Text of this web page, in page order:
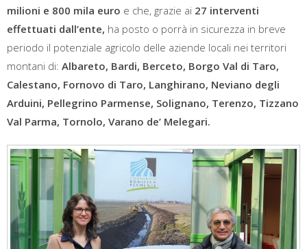
milioni e 800 mila euro e che, grazie ai 27 interventi
effettuati dall’ente, ha posto o porrà in sicurezza in breve
periodo il potenziale agricolo delle aziende locali nei territori
montani di: Albareto, Bardi, Berceto, Borgo Val di Taro,
Calestano, Fornovo di Taro, Langhirano, Neviano degli
Arduini, Pellegrino Parmense, Solignano, Terenzo, Tizzano
Val Parma, Tornolo, Varano de’ Melegari.